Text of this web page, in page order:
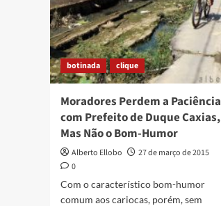
botinada clique
Moradores Perdem a Paciência
com Prefeito de Duque Caxias,
Mas Não o Bom-Humor
Alberto Ellobo
27 de março de 2015
0
Com o característico bom-humor
comum aos cariocas, porém, sem